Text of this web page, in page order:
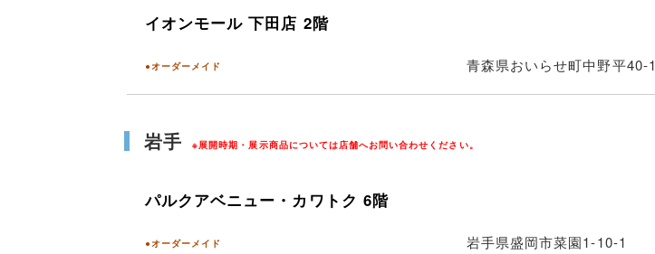
イオンモール下田店 2階
●オーダーメイド 青森県おいらせ町中野平40-1
岩手 ※展開時期・展示商品については店舗へお問い合わせください。
パルクアベニュー・カワトク 6階
●オーダーメイド
岩手県盛岡市菜園1-10-1